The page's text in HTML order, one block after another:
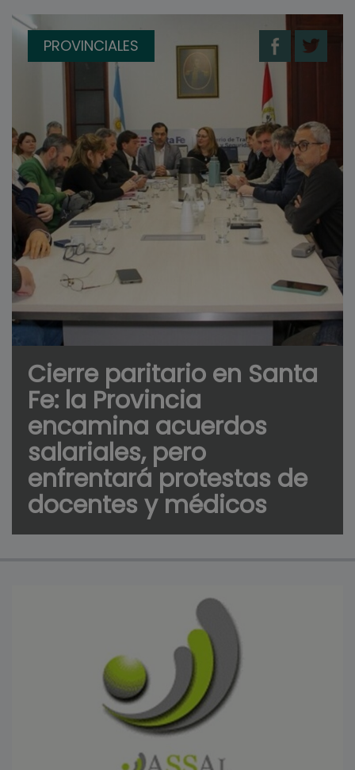
PROVINCIALES
Cierre paritario en Santa
Fe: la Provincia
encamina acuerdos
salariales, pero
enfrentará protestas de
docentes y médicos